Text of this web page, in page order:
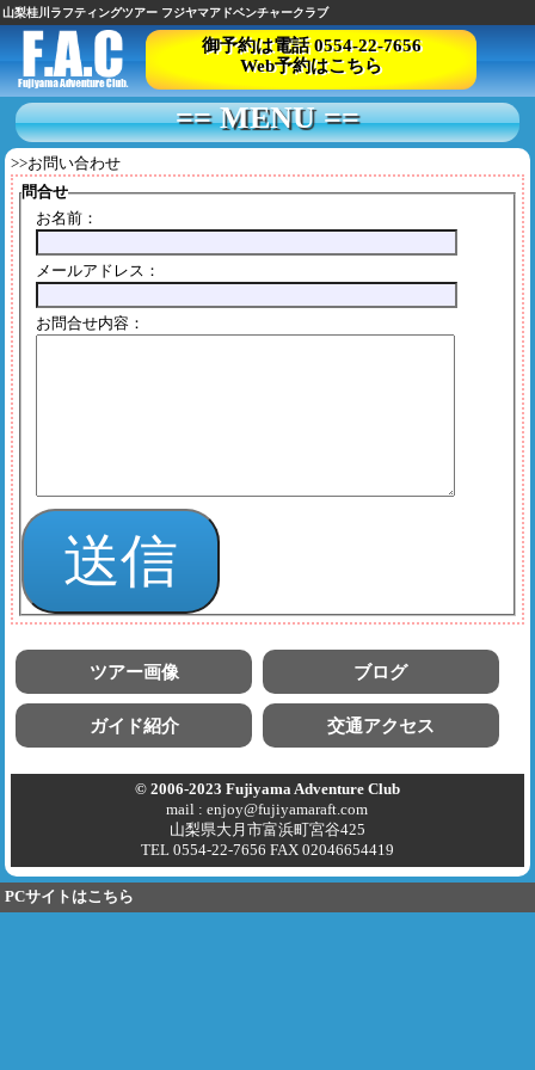
山梨桂川ラフティングツアー フジヤマアドベンチャークラブ
御予約は電話 0554-22-7656
Web予約はこちら
== MENU ==
>>お問い合わせ
問合せ
お名前：
メールアドレス：
お問合せ内容：
ツアー画像 ブログ
ガイド紹介 交通アクセス
© 2006-2023 Fujiyama Adventure Club
mail : enjoy@fujiyamaraft.com
山梨県大月市富浜町宮谷425
TEL 0554-22-7656 FAX 02046654419
PCサイトはこちら